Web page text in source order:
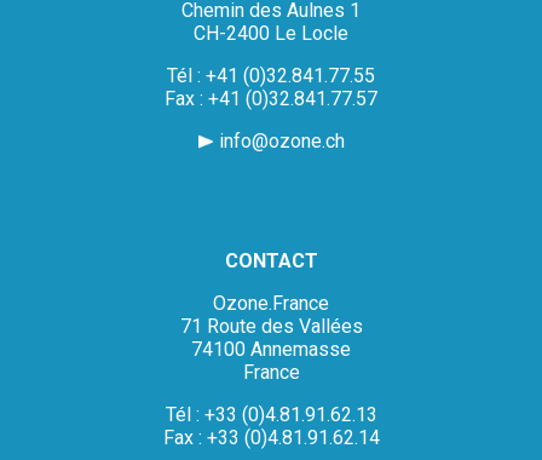
Chemin des Aulnes 1
CH-2400 Le Locle
Tél : +41 (0)32.841.77.55
Fax : +41 (0)32.841.77.57
info@ozone.ch
CONTACT
Ozone.France
71 Route des Vallées
74100 Annemasse
France
Tél : +33 (0)4.81.91.62.13
Fax : +33 (0)4.81.91.62.14